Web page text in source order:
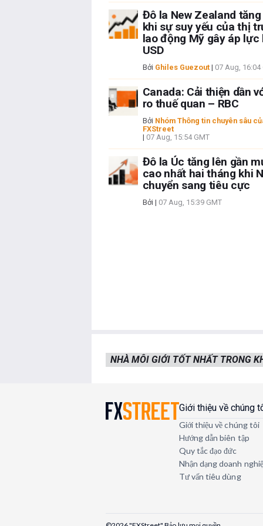
Đô la New Zealand
khi sự suy yếu của thị
lao động Mỹ gây áp lực
USD
Bởi Ghiles Guezout| 07 Aug, 16:04
Canada: Cải thiện dần
ro thuế quan – RBC
Bởi Nhóm Thông tin chuyên sâu
FXStreet
| 07 Aug, 15:54 GMT
Đô la Úc tăng lên gần
cao nhất hai tháng khi
chuyển sang tiêu cực
Bởi | 07 Aug, 15:39 GMT
NHÀ MÔI GIỚI TỐT NHẤT TRONG
Giới thiệu về chúng
Giới thiệu về chúng tôi
Hướng dẫn biên tập
Quy tắc đạo đức
Nhận dạng doanh
Tư vấn tiêu dùng